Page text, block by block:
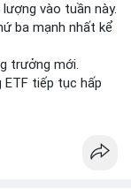
vào tuần này.
ba mạnh nhất kể
trưởng mới.
tiếp tục hấp